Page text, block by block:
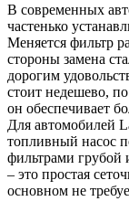
В современных
частенько
Меняется фильтр
стороны замена
дорогим
стоит недешево,
он обеспечивает
Для автомобилей
топливный насос
фильтрами грубой
– это простая
основном не